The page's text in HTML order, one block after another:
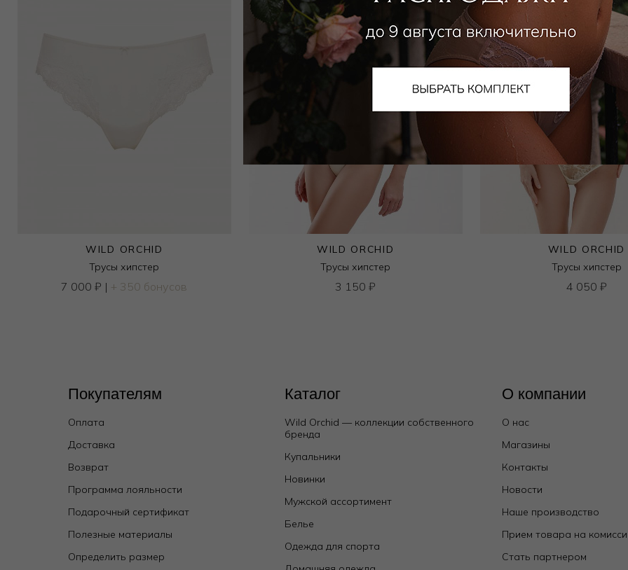
9 000₽
WILD ORCHID
Трусы хипстер
7 000₽ | + 350 бонусов
WILD ORCHID
Трусы хипстер
3 150₽
WILD ORCHID
Трусы хипстер
4 050 ₽
Покупателям
Оплата
Доставка
Возврат
Программа лояльности
Подарочный сертификат
Полезные материалы
Определить размер
Каталог
Wild Orchid — коллекции собственного
бренда
Купальники
Новинки
Мужской ассортимент
Белье
Одежда для спорта
О компании
О нас
Магазины
Контакты
Новости
Наше производство
Прием товара на
Стать партнером